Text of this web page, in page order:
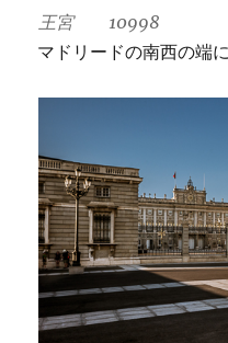
王宮 10998
マドリードの南西の端